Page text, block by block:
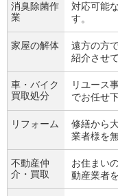
消臭除菌作
業
対応可能
す。
家屋の解体
遠方の方
紹介させ
車・バイク
買取処分
リユース
でお任せ
リフォーム
修繕から
業者様を
不動産仲
介・買取
お住まい
動産業者